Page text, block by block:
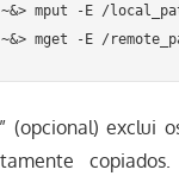
mput -E /
(opcional) exclui